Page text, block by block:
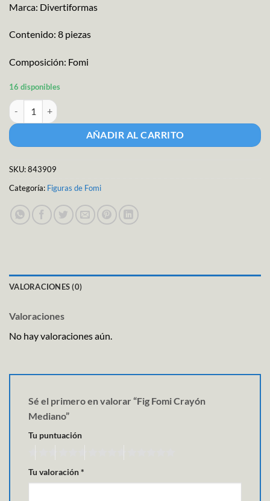
Marca: Divertiformas
Contenido: 8 piezas
Composición: Fomi
16 disponibles
Fig Fomi Crayón Mediano cantidad
AÑADIR AL CARRITO
SKU:843909
Categoría: Figuras de Fomi
VALORACIONES (0)
Valoraciones
No hay valoraciones aún.
Sé el primero en valorar “Fig Fomi Crayón
Mediano”
Tu puntuación
Tu valoración*